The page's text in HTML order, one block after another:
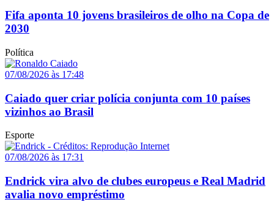
Fifa aponta 10 jovens brasileiros de olho na Copa de
2030
Política
07/08/2026 às 17:48
Caiado quer criar polícia conjunta com 10 países
vizinhos ao Brasil
Esporte
07/08/2026 às 17:31
Endrick vira alvo de clubes europeus e Real Madrid
avalia novo empréstimo